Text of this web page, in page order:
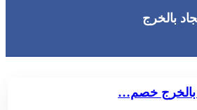
بالخرج
خصم…